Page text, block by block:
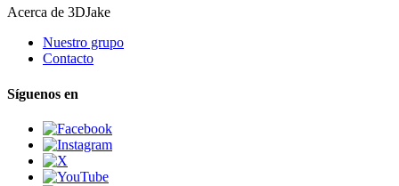
Acerca de 3DJake
Nuestro grupo
Contacto
Síguenos en